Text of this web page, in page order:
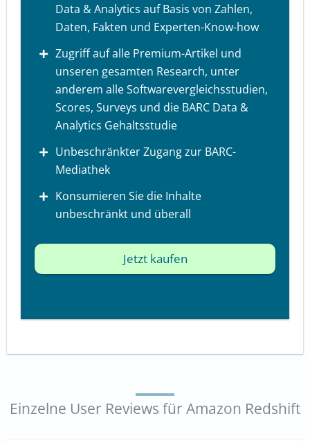
Data & Analytics auf Basis von Zahlen,
Daten, Fakten und Experten-Know-how
Zugriff auf alle Premium-Artikel und
unseren gesamten Research, unter
anderem alle Softwarevergleichsstudien,
Scores, Surveys und die BARC Data &
Analytics Gehaltsstudie
Unbeschränkter Zugang zur BARC-
Mediathek
Konsumieren Sie die Inhalte
unbeschränkt und überall
Jetzt kaufen
Einzelne User Reviews für Amazon Redshift